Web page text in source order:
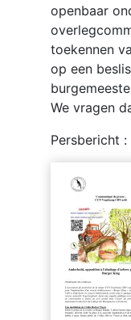
openbaar
toekennen
op een
We vragen
Persbericht :